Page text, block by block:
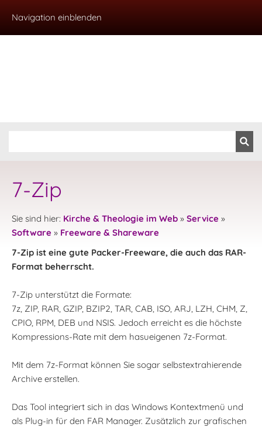
Navigation einblenden
7-Zip
Sie sind hier: Kirche & Theologie im Web » Service »
Software » Freeware & Shareware
7-Zip ist eine gute Packer-Freeware, die auch das RAR-
Format beherrscht.
7-Zip unterstützt die Formate:
7z, ZIP, RAR, GZIP, BZIP2, TAR, CAB, ISO, ARJ, LZH, CHM, Z,
CPIO, RPM, DEB und NSIS. Jedoch erreicht es die höchste
Kompressions-Rate mit dem hasueigenen 7z-Format.
Mit dem 7z-Format können Sie sogar selbstextrahierende
Archive erstellen.
Das Tool integriert sich in das Windows Kontextmenü und
als Plug-in für den FAR Manager. Zusätzlich zur grafischen